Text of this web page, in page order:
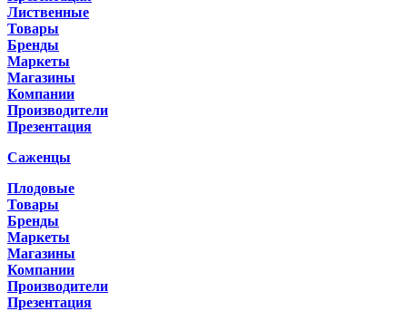
Лиственные
Товары
Бренды
Маркеты
Магазины
Компании
Производители
Презентация
Саженцы
Плодовые
Товары
Бренды
Маркеты
Магазины
Компании
Производители
Презентация